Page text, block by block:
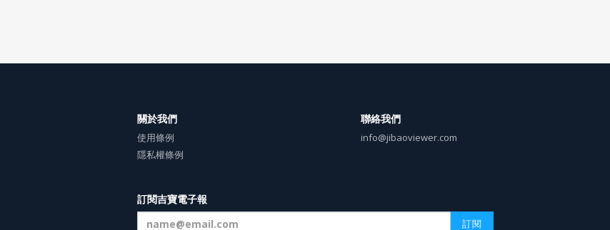
關於我們
使用條例
隱私權條例
聯絡我們
info@jibaoviewer.com
訂閱吉寶電子報
訂閱